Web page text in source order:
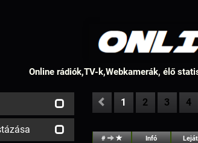
Online rádiók,TV-k,Webkamerák, élő
1 2 3 4
# Infó